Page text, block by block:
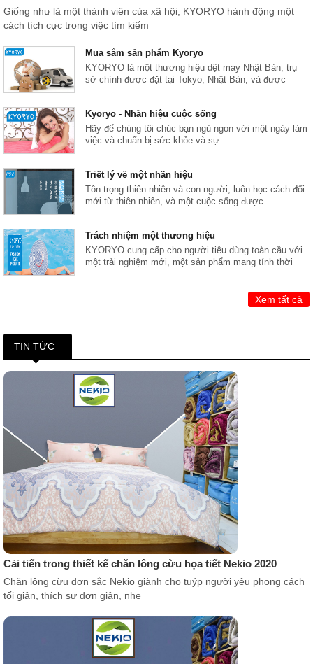
Giống như là một thành viên của xã hội, KYORYO hành động một
cách tích cực trong việc tìm kiếm
Mua sắm sản phẩm Kyoryo
KYORYO là một thương hiệu dệt may Nhật Bản, trụ
sở chính được đặt tại Tokyo, Nhật Bản, và được
Kyoryo - Nhãn hiệu cuộc sống
Hãy để chúng tôi chúc bạn ngủ ngon với một ngày làm
việc và chuẩn bị sức khỏe và sự
Triết lý về một nhãn hiệu
Tôn trọng thiên nhiên và con người, luôn học cách đổi
mới từ thiên nhiên, và một cuộc sống được
Trách nhiệm một thương hiệu
KYORYO cung cấp cho người tiêu dùng toàn cầu với
một trải nghiệm mới, một sản phẩm mang tính thời
Xem tất cả
TIN TỨC
Cải tiến trong thiết kế chăn lông cừu họa tiết Nekio 2020
Chăn lông cừu đơn sắc Nekio giành cho tuýp người yêu phong cách
tối giản, thích sự đơn giản, nhẹ